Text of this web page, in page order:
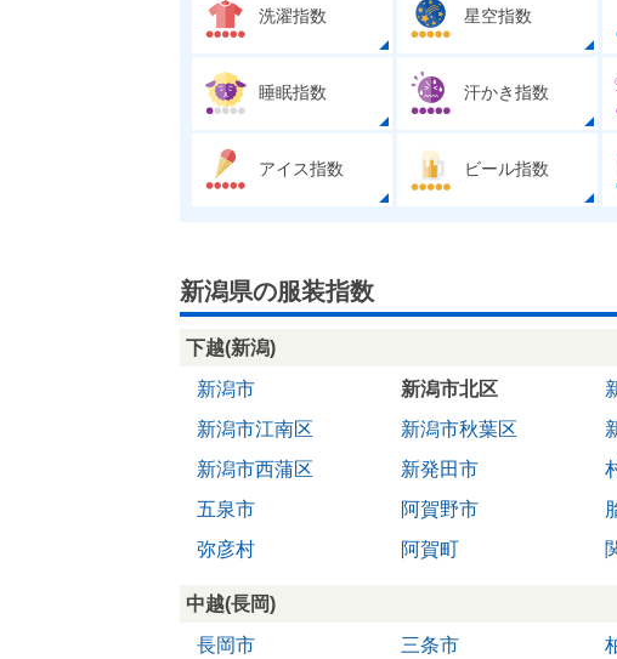
洗濯指数 星空指数
睡眠指数 汗かき指数
アイス指数 ビール指数
新潟県の服装指数
下越(新潟)
新潟市
新潟市北区
新潟市江南区
新潟市秋葉区
新潟市西蒲区
新発田市
五泉市
阿賀野市
弥彦村
阿賀町
中越(長岡)
長岡市
三条市